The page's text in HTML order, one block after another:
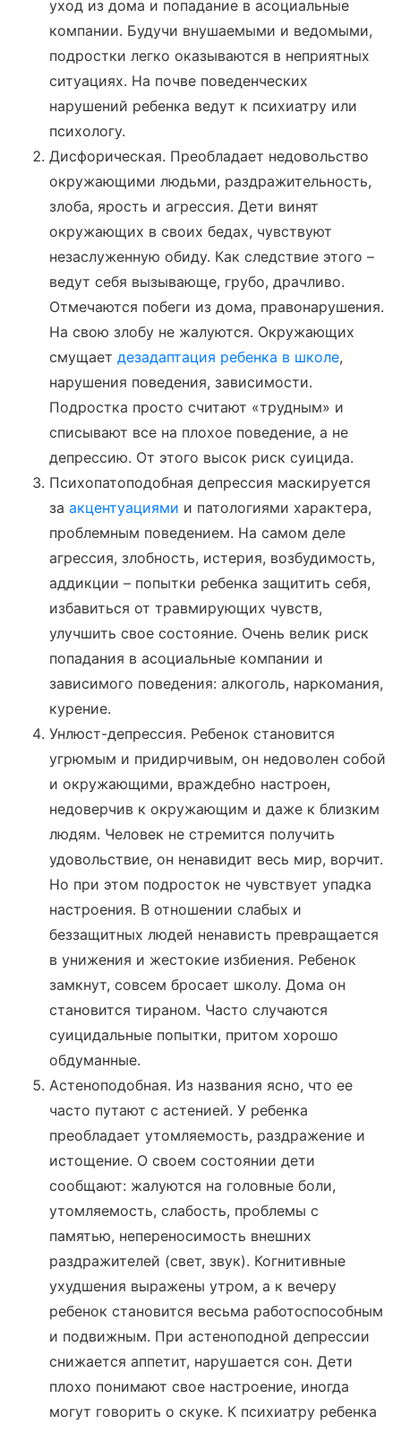
уход из дома и попадание в асоциальные
компании. Будучи внушаемыми и ведомыми,
подростки легко оказываются в неприятных
ситуациях. На почве поведенческих
нарушений ребенка ведут к психиатру или
психологу.
Дисфорическая. Преобладает недовольство
окружающими людьми, раздражительность,
злоба, ярость и агрессия. Дети винят
окружающих в своих бедах, чувствуют
незаслуженную обиду. Как следствие этого –
ведут себя вызывающе, грубо, драчливо.
Отмечаются побеги из дома, правонарушения.
На свою злобу не жалуются. Окружающих
смущает дезадаптация ребенка в школе,
нарушения поведения, зависимости.
Подростка просто считают «трудным» и
списывают все на плохое поведение, а не
депрессию. От этого высок риск суицида.
Психопатоподобная депрессия маскируется
за акцентуациями и патологиями характера,
проблемным поведением. На самом деле
агрессия, злобность, истерия, возбудимость,
аддикции – попытки ребенка защитить себя,
избавиться от травмирующих чувств,
улучшить свое состояние. Очень велик риск
попадания в асоциальные компании и
зависимого поведения: алкоголь, наркомания,
курение.
Унлюст-депрессия. Ребенок становится
угрюмым и придирчивым, он недоволен собой
и окружающими, враждебно настроен,
недоверчив к окружающим и даже к близким
людям. Человек не стремится получить
удовольствие, он ненавидит весь мир, ворчит.
Но при этом подросток не чувствует упадка
настроения. В отношении слабых и
беззащитных людей ненависть превращается
в унижения и жестокие избиения. Ребенок
замкнут, совсем бросает школу. Дома он
становится тираном. Часто случаются
суицидальные попытки, притом хорошо
обдуманные.
Астеноподобная. Из названия ясно, что ее
часто путают с астенией. У ребенка
преобладает утомляемость, раздражение и
истощение. О своем состоянии дети
сообщают: жалуются на головные боли,
утомляемость, слабость, проблемы с
памятью, непереносимость внешних
раздражителей (свет, звук). Когнитивные
ухудшения выражены утром, а к вечеру
ребенок становится весьма работоспособным
и подвижным. При астеноподной депрессии
снижается аппетит, нарушается сон. Дети
плохо понимают свое настроение, иногда
могут говорить о скуке. К психиатру ребенка